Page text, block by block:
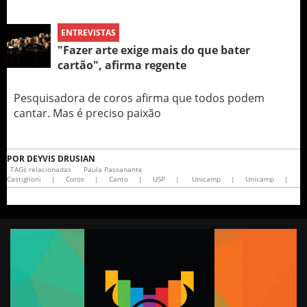
ENTREVISTAS
"Fazer arte exige mais do que bater
cartão", afirma regente
Pesquisadora de coros afirma que todos podem
cantar. Mas é preciso paixão
POR DEYVIS DRUSIAN
TAGs relacionadas
Paula Passanante
Castiglioni
| Coros | Canto | USP | Unicamp | Unicamp |